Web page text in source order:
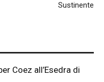
Sustinente
Coez all’Esedra di